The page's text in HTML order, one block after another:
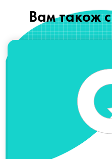
Вам також